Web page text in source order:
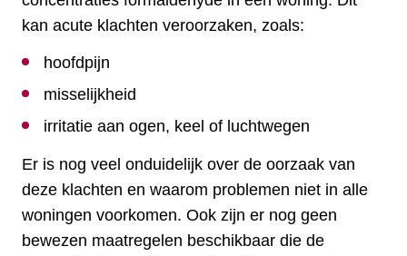
kan acute klachten veroorzaken, zoals:
hoofdpijn
misselijkheid
irritatie aan ogen, keel of luchtwegen
Er is nog veel onduidelijk over de oorzaak van
deze klachten en waarom problemen niet in alle
woningen voorkomen. Ook zijn er nog geen
bewezen maatregelen beschikbaar die de